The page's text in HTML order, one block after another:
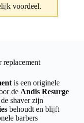
voordeel.
is een originele
de Andis Resurge
shaver zijn
behoudt en blijft
barbers